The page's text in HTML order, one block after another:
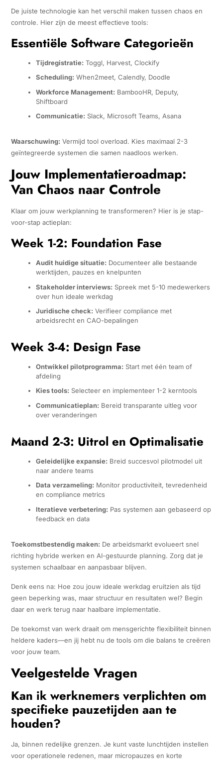
De juiste technologie kan het verschil maken tussen chaos en
controle. Hier zijn de meest effectieve tools:
Essentiële Software Categorieën
Tijdregistratie: Toggl, Harvest, Clockify
Scheduling: When2meet, Calendly, Doodle
Workforce Management: BambooHR, Deputy,
Shiftboard
Communicatie: Slack, Microsoft Teams, Asana
Waarschuwing: Vermijd tool overload. Kies maximaal 2-3
geïntegreerde systemen die samen naadloos werken.
Jouw Implementatieroadmap:
Van Chaos naar Controle
Klaar om jouw werkplanning te transformeren? Hier is je stap-
voor-stap actieplan:
Week 1-2: Foundation Fase
Audit huidige situatie: Documenteer alle bestaande
werktijden, pauzes en knelpunten
Stakeholder interviews: Spreek met 5-10 medewerkers
over hun ideale werkdag
Juridische check: Verifieer compliance met
arbeidsrecht en CAO-bepalingen
Week 3-4: Design Fase
Ontwikkel pilotprogramma: Start met één team of
afdeling
Kies tools: Selecteer en implementeer 1-2 kerntools
Communicatieplan: Bereid transparante uitleg voor
over veranderingen
Maand 2-3: Uitrol en Optimalisatie
Geleidelijke expansie: Breid succesvol pilotmodel uit
naar andere teams
Data verzameling: Monitor productiviteit, tevredenheid
en compliance metrics
Iteratieve verbetering: Pas systemen aan gebaseerd op
feedback en data
Toekomstbestendig maken: De arbeidsmarkt evolueert snel
richting hybride werken en AI-gestuurde planning. Zorg dat je
systemen schaalbaar en aanpasbaar blijven.
Denk eens na: Hoe zou jouw ideale werkdag eruitzien als tijd
geen beperking was, maar structuur en resultaten wel? Begin
daar en werk terug naar haalbare implementatie.
De toekomst van werk draait om mensgerichte flexibiliteit binnen
heldere kaders—en jij hebt nu de tools om die balans te creëren
voor jouw team.
Veelgestelde Vragen
Kan ik werknemers verplichten om
specifieke pauzetijden aan te
houden?
Ja, binnen redelijke grenzen. Je kunt vaste lunchtijden instellen
voor operationele redenen, maar micropauzes en korte